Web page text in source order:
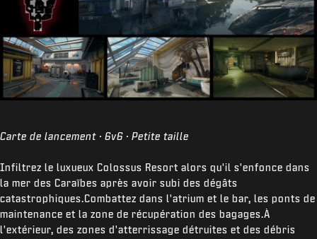
Carte de lancement · 6v6 · Petite taille
Infiltrez le luxueux Colossus Resort alors qu'il s'enfonce dans
la mer des Caraïbes après avoir subi des dégâts
catastrophiques.Combattez dans l'atrium et le bar, les ponts de
maintenance et la zone de récupération des bagages.À
l'extérieur, des zones d'atterrissage détruites et des débris